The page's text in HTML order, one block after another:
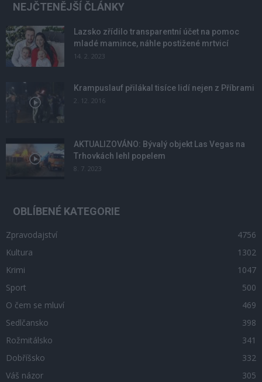
NEJČTENĚJŠÍ ČLÁNKY
Lazsko zřídilo transparentní účet na pomoc
mladé mamince, náhle postižené mrtvicí
14. 2. 2023
Krampuslauf přilákal tisíce lidí nejen z Příbrami
2. 12. 2016
AKTUALIZOVÁNO: Bývalý objekt Las Vegas na
Trhovkách lehl popelem
8. 7. 2023
OBLÍBENÉ KATEGORIE
Zpravodajství
4756
Kultura
1302
Krimi
1047
Sport
500
O čem se mluví
469
Sedlčansko
398
Rožmitálsko
341
Dobříšsko
332
Váš názor
305